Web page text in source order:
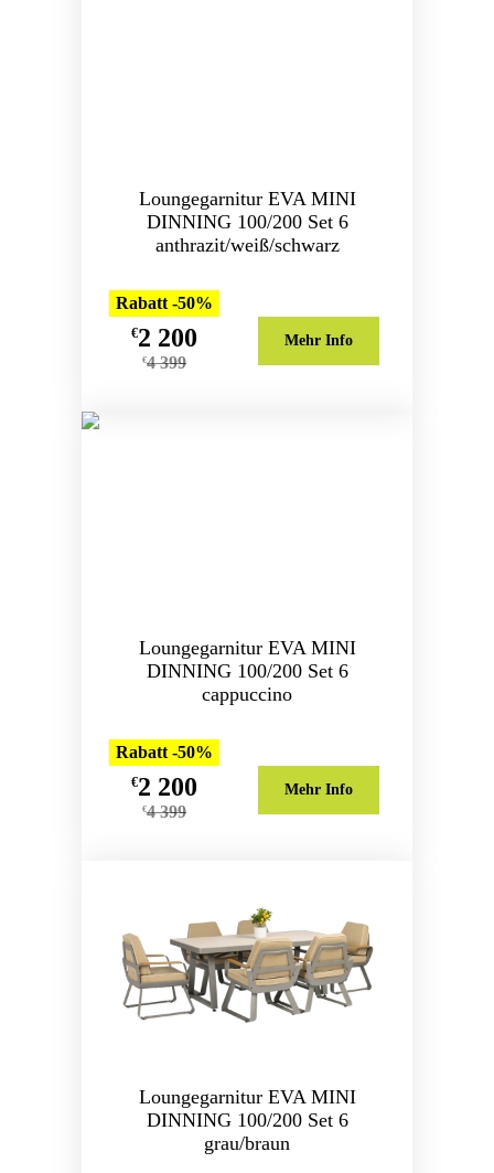
Loungegarnitur EVA MINI
DINNING 100/200 Set 6
anthrazit/weiß/schwarz
Rabatt -50%
€2 200
€4 399
Mehr Info
Loungegarnitur EVA MINI
DINNING 100/200 Set 6
cappuccino
Rabatt -50%
€2 200
€4 399
Mehr Info
Loungegarnitur EVA MINI
DINNING 100/200 Set 6
grau/braun